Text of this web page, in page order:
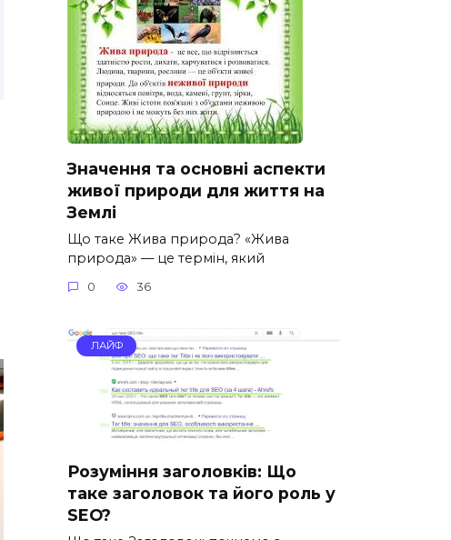
Значення та основні аспекти
живої природи для життя на
Землі
Що таке Жива природа? «Жива
природа» — це термін, який
0 36
ЛАЙФ
Розуміння заголовків: Що
таке заголовок та його роль у
SEO?